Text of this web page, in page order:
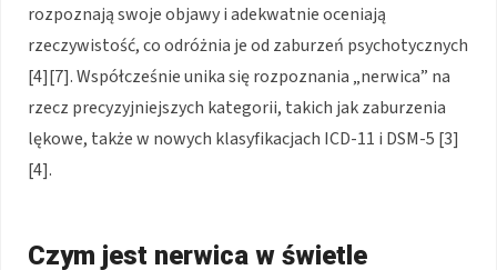
rozpoznają swoje objawy i adekwatnie oceniają
rzeczywistość, co odróżnia je od zaburzeń psychotycznych
[4][7]. Współcześnie unika się rozpoznania „nerwica” na
rzecz precyzyjniejszych kategorii, takich jak zaburzenia
lękowe, także w nowych klasyfikacjach ICD-11 i DSM-5 [3]
[4].
Czym jest nerwica w świetle